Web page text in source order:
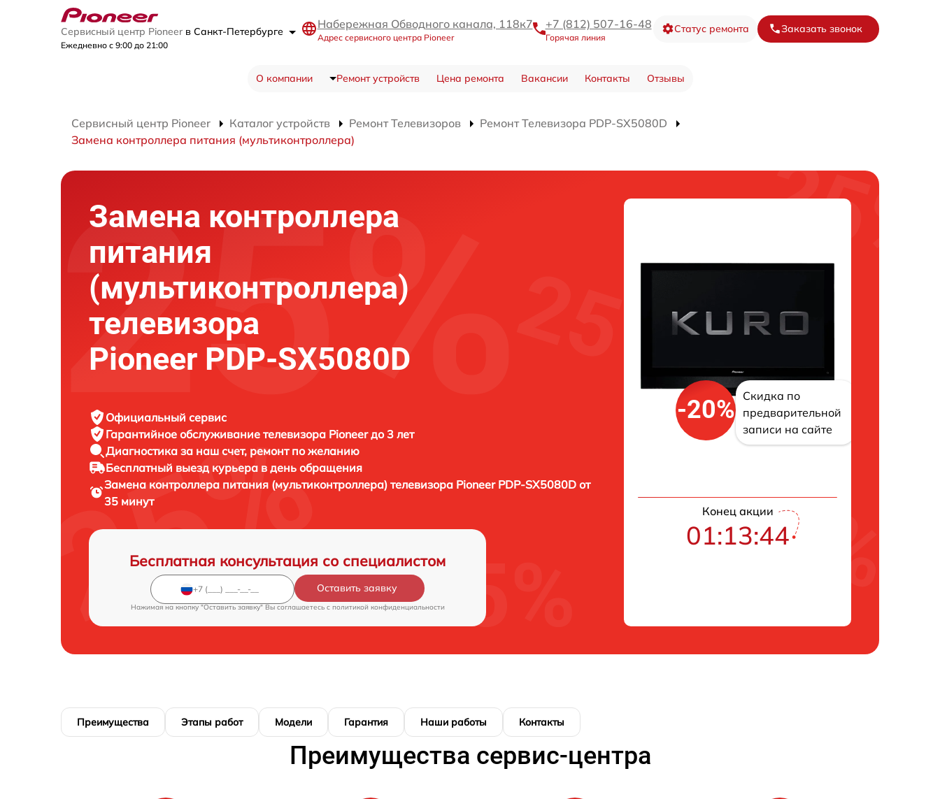
Сервисный центр Pioneer в Санкт-Петербурге
Ежедневно с 9:00 до 21:00
Набережная Обводного канала, 118к7
Адрес сервисного центра Pioneer
+7 (812) 507-16-48
Горячая линия
Статус ремонта Заказать звонок
О компании Ремонт устройств Цена ремонта Вакансии Контакты Отзывы
Сервисный центр Pioneer Каталог устройств Ремонт Телевизоров
Ремонт Телевизора PDP-SX5080D
Замена контроллера питания (мультиконтроллера)
Замена контроллера
питания
(мультиконтроллера)
телевизора
Pioneer PDP-SX5080D
Официальный сервис
Гарантийное обслуживание телевизора Pioneer до 3 лет
Диагностика за наш счет, ремонт по желанию
Бесплатный выезд курьера в день обращения
Замена контроллера питания (мультиконтроллера) телевизора Pioneer PDP-SX5080D от
35 минут
Бесплатная консультация со специалистом
Оставить заявку
Нажимая на кнопку "Оставить заявку" Вы соглашаетесь c политикой конфиденциальности
-20%
Скидка по
предварительной
записи на сайте
Конец акции
01:13:42
Преимущества Этапы работ Модели Гарантия Наши работы Контакты
Преимущества сервис-центра